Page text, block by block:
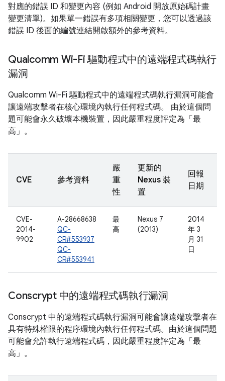
對應的錯誤 ID 和變更內容 (例如 Android 開放原始碼計畫
變更清單)。如果單一錯誤有多項相關變更，您可以透過該
錯誤 ID 後面的編號連結開啟額外的參考資料。
Qualcomm Wi-Fi 驅動程式中的遠端程式碼執行
漏洞
Qualcomm Wi-Fi 驅動程式中的遠端程式碼執行漏洞可能會
讓遠端攻擊者在核心環境內執行任何程式碼。 由於這個問
題可能會永久破壞本機裝置，因此嚴重程度評定為「最
高」。
CVE 參考資料
嚴
重
性
更新的
Nexus 裝
置
回報
日期
CVE-
2014-
9902
A-28668638
QC-
CR#553937
QC-
CR#553941
最
高
Nexus 7
(2013)
2014
年 3
月 31
日
Conscrypt 中的遠端程式碼執行漏洞
Conscrypt 中的遠端程式碼執行漏洞可能會讓遠端攻擊者在
具有特殊權限的程序環境內執行任何程式碼。由於這個問題
可能會允許執行遠端程式碼，因此嚴重程度評定為「最
高」。